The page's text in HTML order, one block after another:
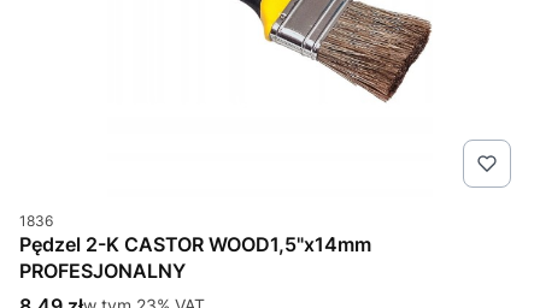
Kod produktu
1836
Pędzel 2-K CASTOR WOOD1,5"x14mm
PROFESJONALNY
w tym %s VAT